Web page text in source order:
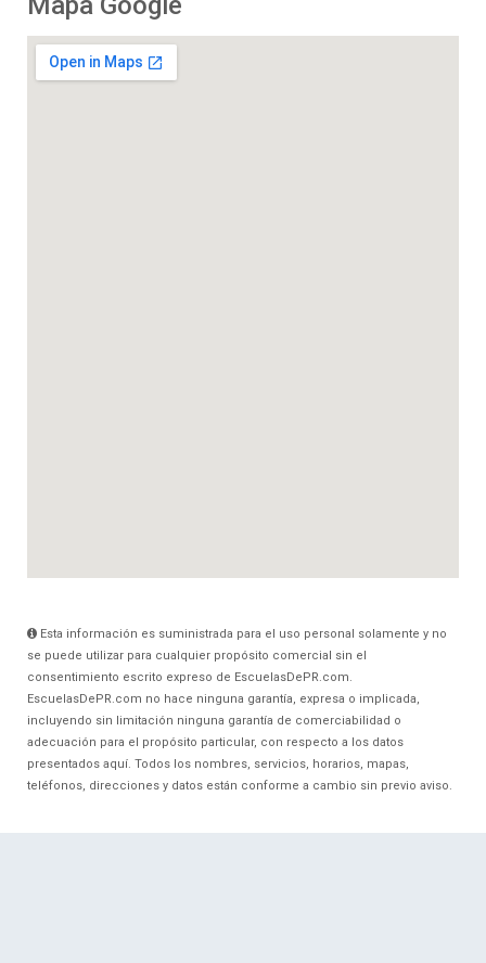
Esta información es suministrada para el uso personal solamente y no
se puede utilizar para cualquier propósito comercial sin el
consentimiento escrito expreso de EscuelasDePR.com.
EscuelasDePR.com no hace ninguna garantía, expresa o implicada,
incluyendo sin limitación ninguna garantía de comerciabilidad o
adecuación para el propósito particular, con respecto a los datos
presentados aquí. Todos los nombres, servicios, horarios, mapas,
teléfonos, direcciones y datos están conforme a cambio sin previo aviso.